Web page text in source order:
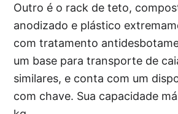
Outro é o rack de teto,
anodizado e plástico
com tratamento
um base para transporte de
similares, e conta com um
com chave. Sua capacidade